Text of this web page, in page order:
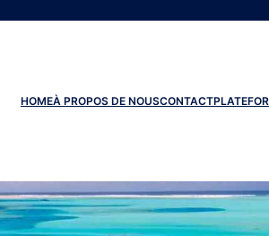
HOMEÀ PROPOS DE NOUSCONTACT